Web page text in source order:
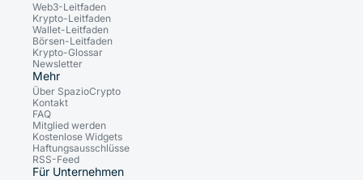
Web3-Leitfaden
Krypto-Leitfaden
Wallet-Leitfaden
Börsen-Leitfaden
Krypto-Glossar
Newsletter
Mehr
Über SpazioCrypto
Kontakt
FAQ
Mitglied werden
Kostenlose Widgets
Haftungsausschlüsse
RSS-Feed
Für Unternehmen